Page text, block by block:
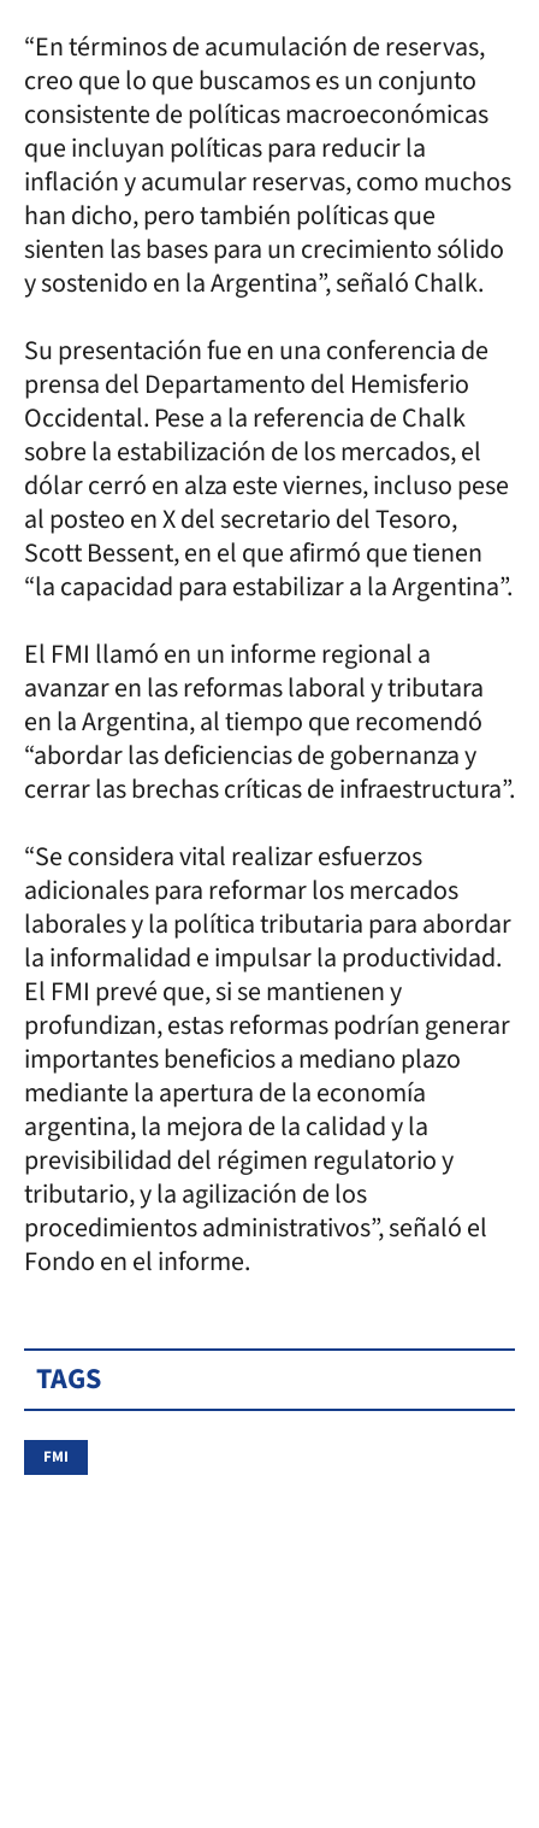
“En términos de acumulación de reservas,
creo que lo que buscamos es un conjunto
consistente de políticas macroeconómicas
que incluyan políticas para reducir la
inflación y acumular reservas, como muchos
han dicho, pero también políticas que
sienten las bases para un crecimiento sólido
y sostenido en la Argentina”, señaló Chalk.
Su presentación fue en una conferencia de
prensa del Departamento del Hemisferio
Occidental. Pese a la referencia de Chalk
sobre la estabilización de los mercados, el
dólar cerró en alza este viernes, incluso pese
al posteo en X del secretario del Tesoro,
Scott Bessent, en el que afirmó que tienen
“la capacidad para estabilizar a la Argentina”.
El FMI llamó en un informe regional a
avanzar en las reformas laboral y tributara
en la Argentina, al tiempo que recomendó
“abordar las deficiencias de gobernanza y
cerrar las brechas críticas de infraestructura”.
“Se considera vital realizar esfuerzos
adicionales para reformar los mercados
laborales y la política tributaria para abordar
la informalidad e impulsar la productividad.
El FMI prevé que, si se mantienen y
profundizan, estas reformas podrían generar
importantes beneficios a mediano plazo
mediante la apertura de la economía
argentina, la mejora de la calidad y la
previsibilidad del régimen regulatorio y
tributario, y la agilización de los
procedimientos administrativos”, señaló el
Fondo en el informe.
TAGS
FMI